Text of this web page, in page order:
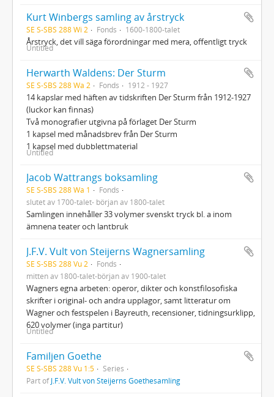
Kurt Winbergs samling av årstryck
SE S-SBS 288 Wi 2 Fonds 1600-1800-talet
Årstryck, det vill säga förordningar med mera, offentligt tryck
Untitled
Herwarth Waldens: Der Sturm
SE S-SBS 288 Wa 2 Fonds 1912 - 1927
14 kapslar med häften av tidskriften Der Sturm från 1912-1927
(luckor kan finnas)
Två monografier utgivna på förlaget Der Sturm
1 kapsel med månadsbrev från Der Sturm
1 kapsel med dubblettmaterial
Untitled
Jacob Wattrangs boksamling
SE S-SBS 288 Wa 1
Fonds
slutet av 1700-talet- början av 1800-talet
Samlingen innehåller 33 volymer svenskt tryck bl. a inom
ämnena teater och lantbruk
J.F.V. Vult von Steijerns Wagnersamling
SE S-SBS 288 Vu 2
Fonds
mitten av 1800-talet-början av 1900-talet
Wagners egna arbeten: operor, dikter och konstfilosofiska
skrifter i original- och andra upplagor, samt litteratur om
Wagner och festspelen i Bayreuth, recensioner, tidningsurklipp,
620 volymer (inga partitur)
Untitled
Familjen Goethe
SE S-SBS 288 Vu 1:5
Series
Part ofJ.F.V. Vult von Steijerns Goethesamling